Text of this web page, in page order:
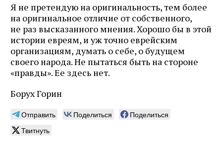
Я не претендую на оригинальность, тем более
на оригинальное отличие от собственного,
не раз высказанного мнения. Хорошо бы в этой
истории евреям, и уж точно еврейским
организациям, думать о себе, о будущем
своего народа. Не пытаться быть на стороне
«правды». Ее здесь нет.
Борух Горин
Отправить Поделиться
Поделиться
Твитнуть